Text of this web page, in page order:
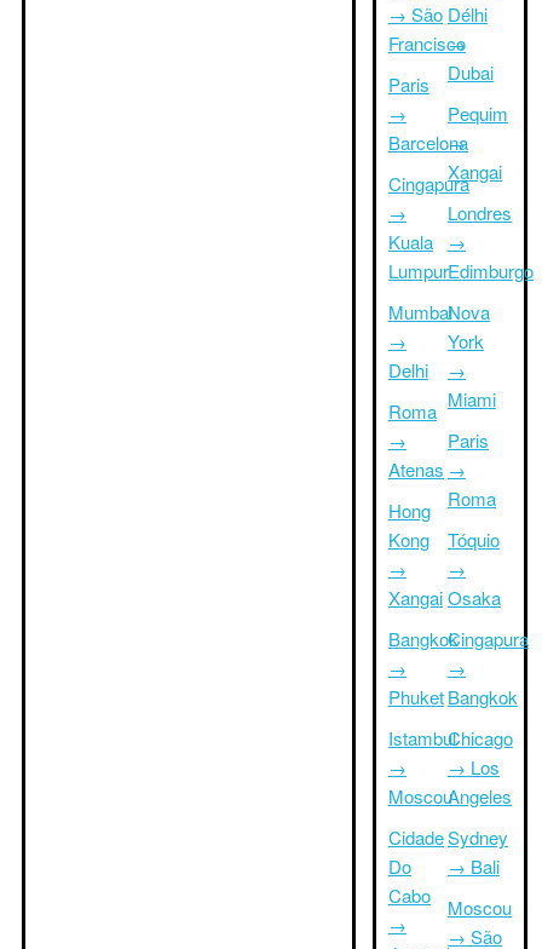
→ São
Francisco
Paris
→
Barcelona
Cingapura
→
Kuala
Lumpur
Mumbai
→
Delhi
Roma
→
Atenas
Hong
Kong
→
Xangai
Bangkok
→
Phuket
Istambul
→
Moscou
Cidade
Do
Cabo
→
Délhi
→
Dubai
Pequim
→
Xangai
Londres
→
Edimburgo
Nova
York
→
Miami
Paris
→
Roma
Tóquio
→
Osaka
Cingapura
→
Bangkok
Chicago
→ Los
Angeles
Sydney
→ Bali
Moscou
→ São